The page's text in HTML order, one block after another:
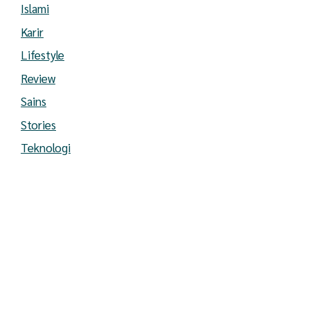
Islami
Karir
Lifestyle
Review
Sains
Stories
Teknologi